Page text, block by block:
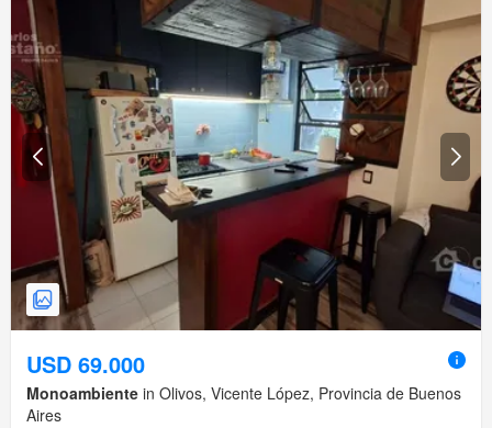
USD 69.000
Monoambiente in Olivos, Vicente López, Provincia de Buenos
Aires